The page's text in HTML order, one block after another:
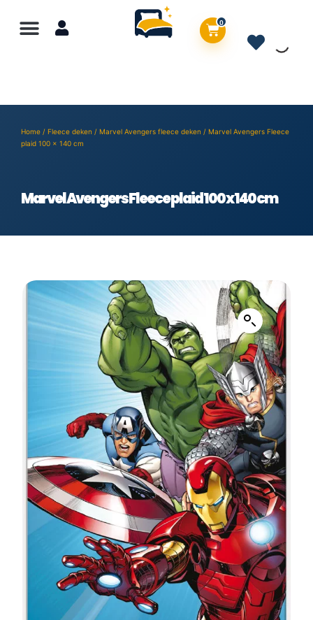
0
Home / Fleece deken / Marvel Avengers fleece deken / Marvel Avengers Fleece
plaid 100 x 140 cm
Marvel Avengers Fleece plaid 100 x 140 cm